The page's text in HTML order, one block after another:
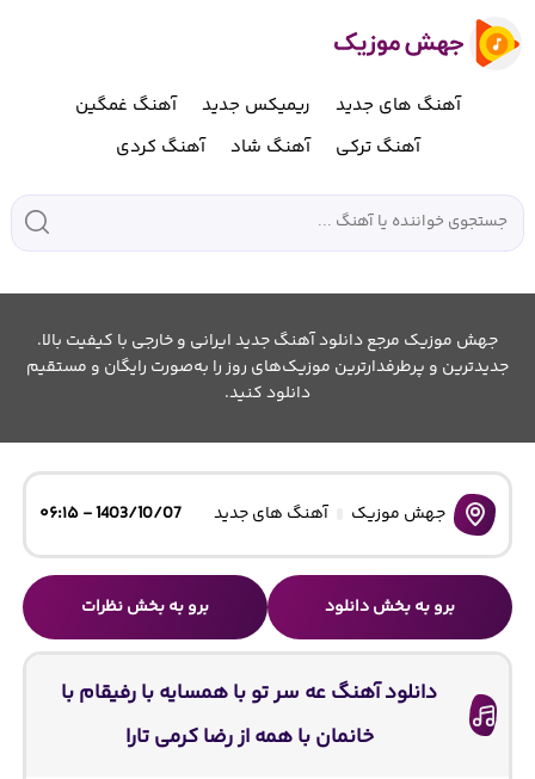
آهنگ های جدید ریمیکس جدید
آهنگ غمگین
آهنگ ترکی
آهنگ شاد آهنگ کردی
جهش موزیک مرجع دانلود آهنگ جدید ایرانی و خارجی با کیفیت بالا.
جدیدترین و پرطرفدارترین موزیک‌های روز را به‌صورت رایگان و مستقیم
دانلود کنید.
جهش موزیک آهنگ های جدید 1403/10/07 - ۰۶:۱۵
برو به بخش دانلود برو به بخش نظرات
دانلود آهنگ عه سر تو با همسایه با رفیقام با
خانمان با همه از رضا کرمی تارا